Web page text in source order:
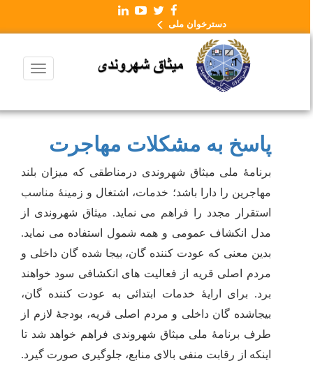
دسترخوان ملی
پاسخ به مشکلات مهاجرت
برنامۀ ملی میثاق شهروندی درمناطقی که میزان بلند
مهاجرین را دارا باشد؛ خدمات، اشتغال و زمینۀ مناسب
استقرار مجدد را فراهم می نماید. میثاق شهروندی از
مدل انکشاف عمومی و همه شمول استفاده می نماید.
بدین معنی که عودت کننده گان، بیجا شده گان داخلی و
مردم اصلی قریه از فعالیت های انکشافی سود خواهند
برد. برای ارایۀ خدمات ابتدائی به عودت کننده گان،
بیجاشده گان داخلی و مردم اصلی قریه، بودجۀ لازم از
طرف برنامۀ ملی میثاق شهروندی فراهم خواهد شد تا
اینکه از رقابت منفی بالای منابع، جلوگیری صورت گیرد.